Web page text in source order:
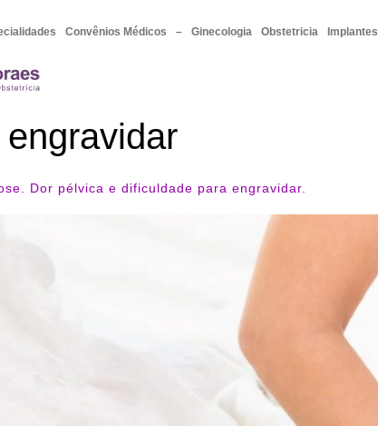
Convênios Médicos – Ginecologia Obstetricia
engravidar
Dor pélvica e dificuldade para engravidar.